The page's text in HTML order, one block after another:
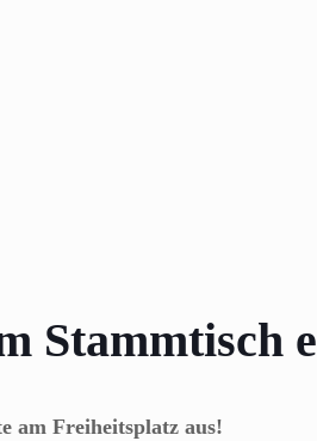
Stammtisch
am Freiheitsplatz aus!